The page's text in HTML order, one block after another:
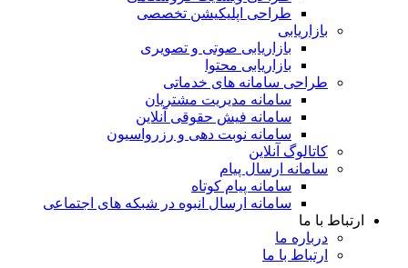
طراحی اپلیکیشن تخصصی
بازاریابی
بازاریابی صوتی و تصویری
بازاریابی محتوا
طراحی سامانه های خدماتی
سامانه مدیریت مشتریان
سامانه فیش حقوقی آنلاین
سامانه نوبت دهی و رزرواسیون
کاتالوگ آنلاین
سامانه ارسال پیام
سامانه پیام کوتاه
سامانه ارسال انبوه در شبکه های اجتماعی
ارتباط با ما
درباره ما
ارتباط با ما